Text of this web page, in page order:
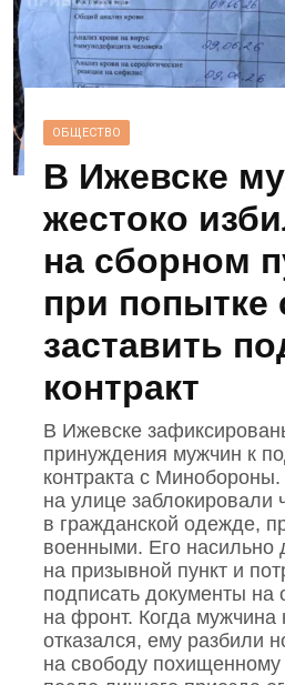
ОБЩЕСТВО
В Ижевске
жестоко
на сборном
при попытке
заставить
контракт
В Ижевске
принуждения мужчин к
контракта с
на улице заблокировали
в гражданской одежде,
военными. Его насильно
на призывной пункт и
подписать документы на
на фронт. Когда мужчина
отказался, ему разбили
на свободу похищенному